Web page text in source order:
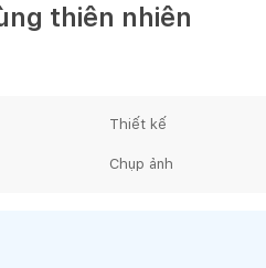
thiên nhiên
Thiết kế
Chụp ảnh